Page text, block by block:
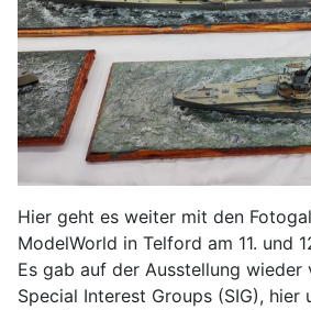
Hier geht es weiter mit den
ModelWorld in Telford am 11. und
Es gab auf der Ausstellung wieder
Special Interest Groups (SIG), hier